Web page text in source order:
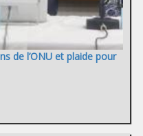
de l’ONU et plaide pour